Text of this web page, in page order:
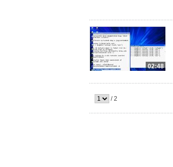
02:48
/ 2